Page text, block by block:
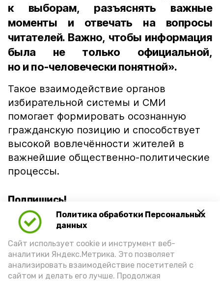
Политика обработки Персональных
данных
Сайт использует cookie и инструмент веб-
аналитики Яндекс.Метрика. Это позволяет
анализировать взаимодействие посетителей с
сайтом и делать его лучше. Продолжая
к выборам, разъяснять важные
моменты и отвечать на вопросы
читателей. Важно, чтобы информация
была не только официальной,
но и по‑человечески понятной».
Такое взаимодействие органов
избирательной системы и СМИ
помогает формировать осознанную
гражданскую позицию и способствует
высокой вовлечённости жителей в
важнейшие общественно-политические
процессы.
Подпишись!
А24 в MAX А24 в Вконтакте